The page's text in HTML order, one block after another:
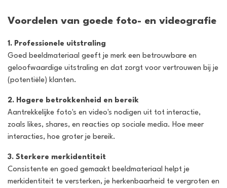
Voordelen van goede foto- en videografie
1. Professionele uitstraling
Goed beeldmateriaal geeft je merk een betrouwbare en
geloofwaardige uitstraling en dat zorgt voor vertrouwen bij je
(potentiële) klanten.
2. Hogere betrokkenheid en bereik
Aantrekkelijke foto's en video's nodigen uit tot interactie,
zoals likes, shares, en reacties op sociale media. Hoe meer
interacties, hoe groter je bereik.
3. Sterkere merkidentiteit
Consistente en goed gemaakt beeldmateriaal helpt je
merkidentiteit te versterken, je herkenbaarheid te vergroten en